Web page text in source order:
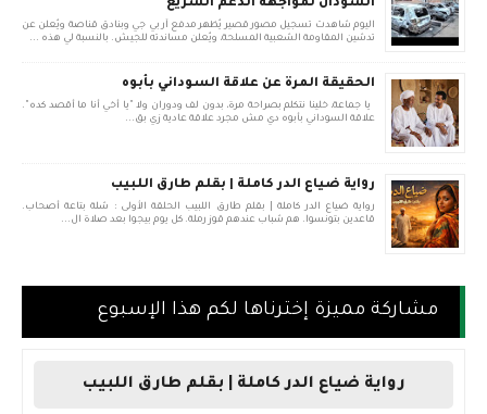
السودان لمواجهة الدعم السريع
اليوم شاهدت تسجيل مصور قصير يُظهر مدفع آر بي جي وبنادق قناصة ويُعلن عن
تدشين المقاومة الشعبية المسلحة، ويُعلن مساندته للجيش. بالنسبة لي هذه ...
الحقيقة المرة عن علاقة السوداني بأبوه
يا جماعة، خلينا نتكلم بصراحة مرة، بدون لف ودوران ولا "يا أخي أنا ما أقصد كده".
علاقة السوداني بأبوه دي مش مجرد علاقة عادية زي بق...
رواية ضياع الدر كاملة | بقلم طارق اللبيب
رواية ضياع الدر كاملة | بقلم طارق اللبيب الحلقة الأولى : شلة بتاعة أصحاب.
قاعدين بتونسوا. هم شباب عندهم قوز رملة. كل يوم بيجوا بعد صلاة ال...
مشاركة مميزة إخترناها لكم هذا الإسبوع
رواية ضياع الدر كاملة | بقلم طارق اللبيب